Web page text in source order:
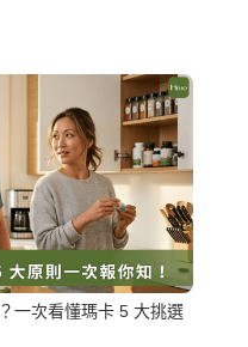
一次看懂瑪卡 5 大挑選